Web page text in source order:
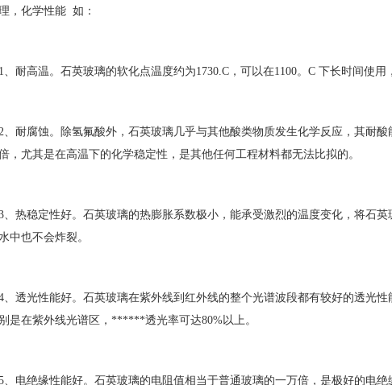
，化学性能 如：
、耐高温。石英玻璃的软化点温度约为1730.C，可以在1100。C 下长时间使
、耐腐蚀。除氢氟酸外，石英玻璃几乎与其他酸类物质发生化学反应，其耐酸
，尤其是在高温下的化学稳定性，是其他任何工程材料都无法比拟的。
、热稳定性好。石英玻璃的热膨胀系数极小，能承受激烈的温度变化，将石英
中也不会炸裂。
、透光性能好。石英玻璃在紫外线到红外线的整个光谱波段都有较好的透光
是在紫外线光谱区，******透光率可达80%以上。
、电绝缘性能好。石英玻璃的电阻值相当于普通玻璃的一万倍，是极好的电